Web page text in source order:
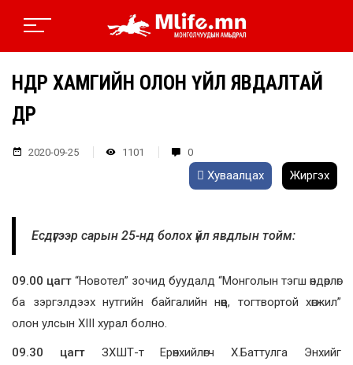
ӨНӨӨДӨР ХАМГИЙН ОЛОН ҮЙЛ ЯВДАЛТАЙ
ӨДӨР
2020-09-25 1101 0
Хуваалцах Жиргэх
Есдүгээр сарын 25-нд болох үйл явдлын тойм:
09.00 цагт “Новотел” зочид буудалд “Монголын тэгш өндөрлөг
ба зэргэлдээх нутгийн байгалийн нөөц, тогтвортой хөгжил”
олон улсын XIII хурал болно.
09.30 цагтЗХШТ-т Ерөнхийлөгч Х.Баттулга Энхийг